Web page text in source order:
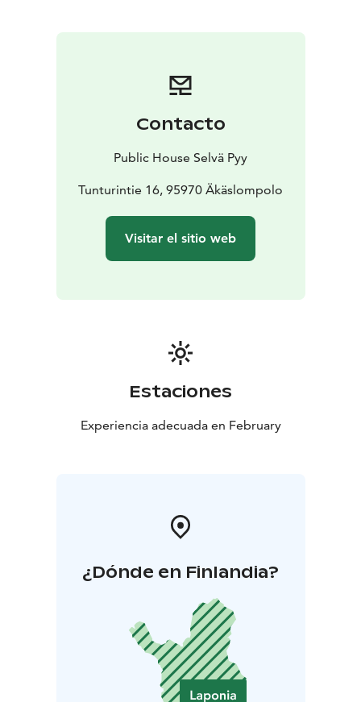
Samae Koskinen on laulaja ja lauluntekijä, joka on
tunnetuimpia kappaleitaan ovat Hyvä päivä, Hillitön
elämä, Läski mulkku, Haistakaa persettä ja Nyt on
normaalia olla natsi. Lauluissa käsitellään myös
kantaaottavasti yhteiskunnalilisia aiheita. l Aina on
esittävät oman setin....ja lienee jotain yhdessäkin?
Contacto
Public House Selvä Pyy
Tunturintie 16, 95970 Äkäslompolo
Visitar el sitio web
Estaciones
Experiencia adecuada en February
¿Dónde en Finlandia?